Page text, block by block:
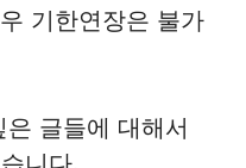
기한연장은 불가
글들에 대해서